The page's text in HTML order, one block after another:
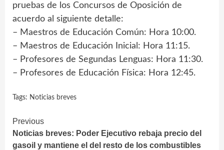
pruebas de los Concursos de Oposición de
acuerdo al siguiente detalle:
– Maestros de Educación Común: Hora 10:00.
– Maestros de Educación Inicial: Hora 11:15.
– Profesores de Segundas Lenguas: Hora 11:30.
– Profesores de Educación Física: Hora 12:45.
Tags: Noticias breves
Continue
Reading
Previous
Noticias breves: Poder Ejecutivo rebaja precio del
gasoil y mantiene el del resto de los combustibles